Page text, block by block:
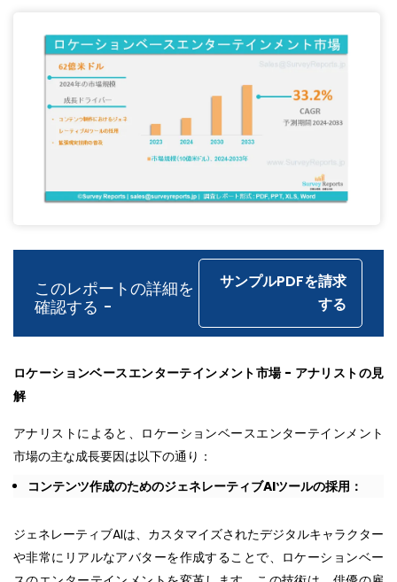
このレポートの詳細を
確認する -
サンプルPDFを請求
する
ロケーションベースエンターテインメント市場 - アナリストの見
解
アナリストによると、ロケーションベースエンターテインメント
市場の主な成長要因は以下の通り：
コンテンツ作成のためのジェネレーティブAIツールの採用：
ジェネレーティブAIは、カスタマイズされたデジタルキャラクター
や非常にリアルなアバターを作成することで、ロケーションベー